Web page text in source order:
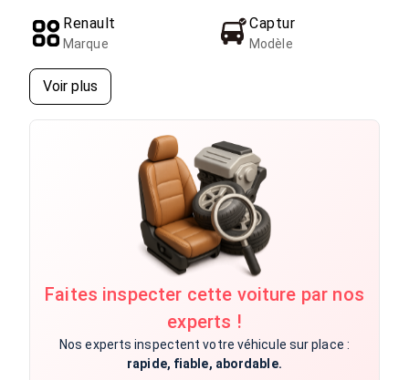
Renault
Marque
Captur
Modèle
Voir plus
Faites inspecter cette voiture par nos
experts !
Nos experts inspectent votre véhicule sur place :
rapide, fiable, abordable.